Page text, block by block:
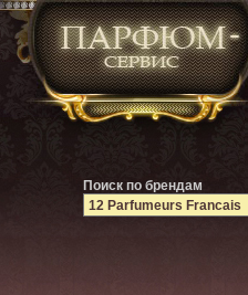
Поиск по брендам